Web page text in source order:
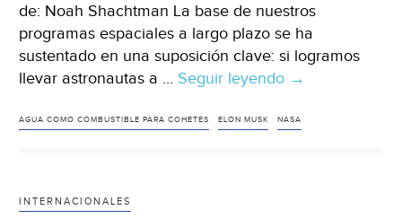
de: Noah Shachtman La base de nuestros
programas espaciales a largo plazo se ha
sustentado en una suposición clave: si logramos
llevar astronautas a … Seguir leyendo Internacional
La
→
AGUA COMO COMBUSTIBLE PARA COHETES ELON MUSK NASA
INTERNACIONALES